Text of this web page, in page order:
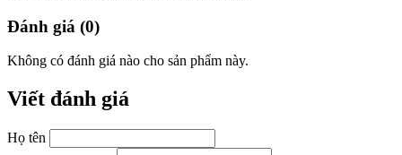
Đánh giá (0)
Không có đánh giá nào cho sản phẩm này.
Viết đánh giá
Họ tên